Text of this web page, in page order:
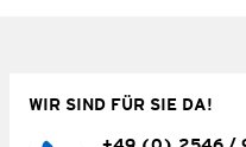
WIR SIND FÜR SIE DA!